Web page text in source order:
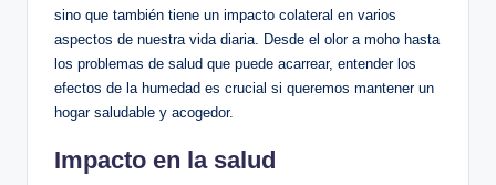
​sino que también tiene un ⁣impacto colateral en ​varios
aspectos de nuestra vida diaria. Desde el olor a moho hasta
los problemas de salud que puede acarrear, entender‍ los
efectos de la⁤ humedad es crucial si queremos‌ mantener​ un⁢
hogar saludable y acogedor.
Impacto en ⁢la salud